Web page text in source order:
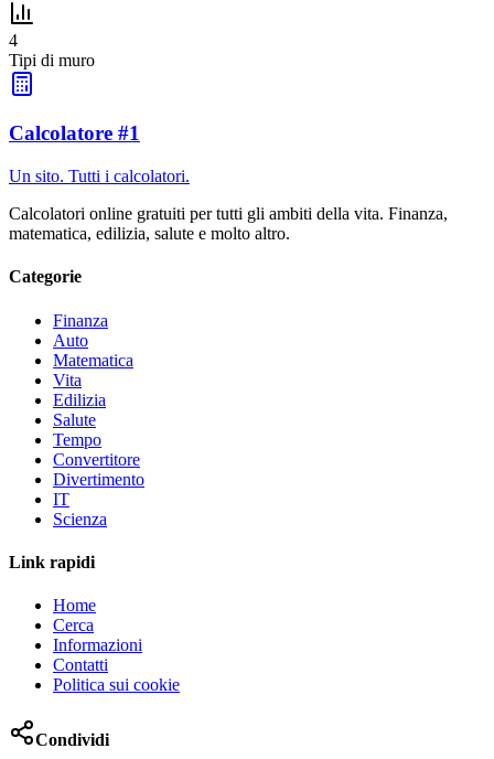
4
Tipi di muro
Calcolatore #1
Un sito. Tutti i calcolatori.
Calcolatori online gratuiti per tutti gli ambiti della vita. Finanza,
matematica, edilizia, salute e molto altro.
Categorie
Finanza
Auto
Matematica
Vita
Edilizia
Salute
Tempo
Convertitore
Divertimento
IT
Scienza
Link rapidi
Home
Cerca
Informazioni
Contatti
Politica sui cookie
Condividi